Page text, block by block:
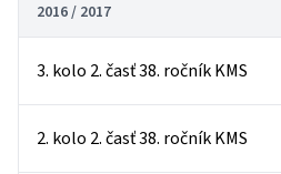
2016 / 2017
3. kolo 2. časť 38. ročník KMS
2. kolo 2. časť 38. ročník KMS